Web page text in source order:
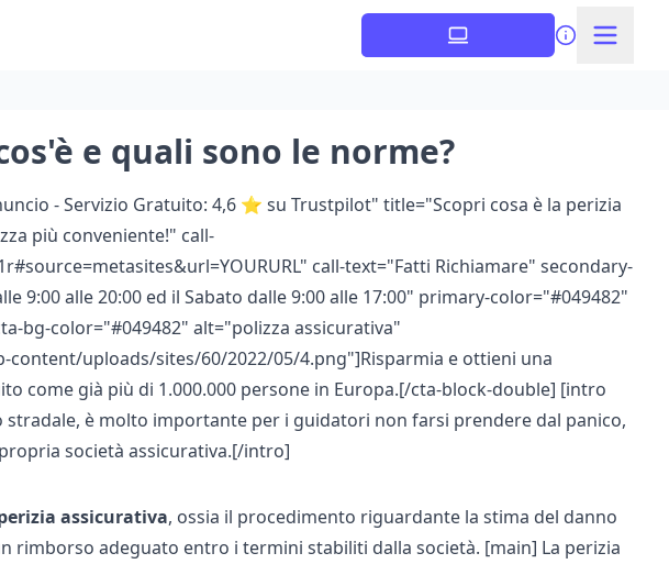
e quali sono le norme?
- Servizio Gratuito: 4,6 ⭐ su Trustpilot" title="Scopri cosa è la perizia
più conveniente!" call-
call-text="Fatti Richiamare" secondary-
9:00 alle 20:00 ed il Sabato dalle 9:00 alle 17:00" primary-color="#049482"
bg-color="#049482" alt="polizza assicurativa"
uploads/sites/60/2022/05/4.png"]Risparmia e ottieni una
come già più di 1.000.000 persone in Europa.[/cta-block-double] [intro
è molto importante per i guidatori non farsi prendere dal panico,
società assicurativa.[/intro]
assicurativa, ossia il procedimento riguardante la stima del danno
rimborso adeguato entro i termini stabiliti dalla società. [main] La perizia